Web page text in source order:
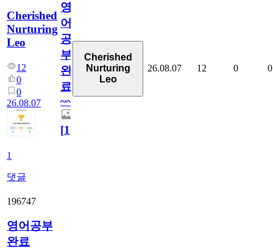
Cherished
Nurturing
Leo
12
0
0
26.08.07
1
댓글
영
어
공
부
완
료
~~
[1]
Cherished
Nurturing
Leo
26.08.07 12 0 0
196747
영어공부
완료